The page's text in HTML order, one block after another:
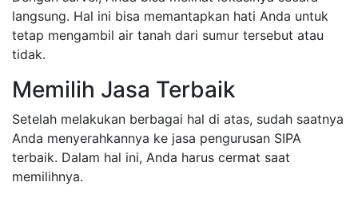
langsung. Hal ini bisa memantapkan hati Anda untuk
tetap mengambil air tanah dari sumur tersebut atau
tidak.
Memilih Jasa Terbaik
Setelah melakukan berbagai hal di atas, sudah saatnya
Anda menyerahkannya ke jasa pengurusan SIPA
terbaik. Dalam hal ini, Anda harus cermat saat
memilihnya.